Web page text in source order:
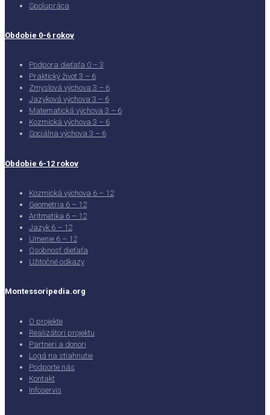
Spolupráca
Obdobie 0-6 rokov
Podpora dieťaťa 0 – 3
Praktický život 3 – 6
Zmyslová výchova 3 – 6
Jazyková výchova 3 – 6
Matematická výchova 3 – 6
Kozmická výchova 3 – 6
Sociálna výchova 3 – 6
Obdobie 6-12 rokov
Kozmická výchova 6 – 12
Geometria 6 – 12
Aritmetika 6 – 12
Jazyk 6 – 12
Umenie 6 – 12
Osobnosť dieťaťa
Užitočné odkazy
Montessoripedia.org
O projekte
Realizátori projektu
Partneri a donori
Logá na stiahnutie
Podporte nás
Kontakt
Infoservis